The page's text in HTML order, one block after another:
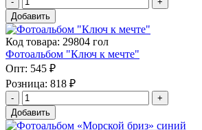
Добавить
Код товара: 29804 гол
Фотоальбом "Ключ к мечте"
Опт: 545 ₽
Розница: 818 ₽
Добавить